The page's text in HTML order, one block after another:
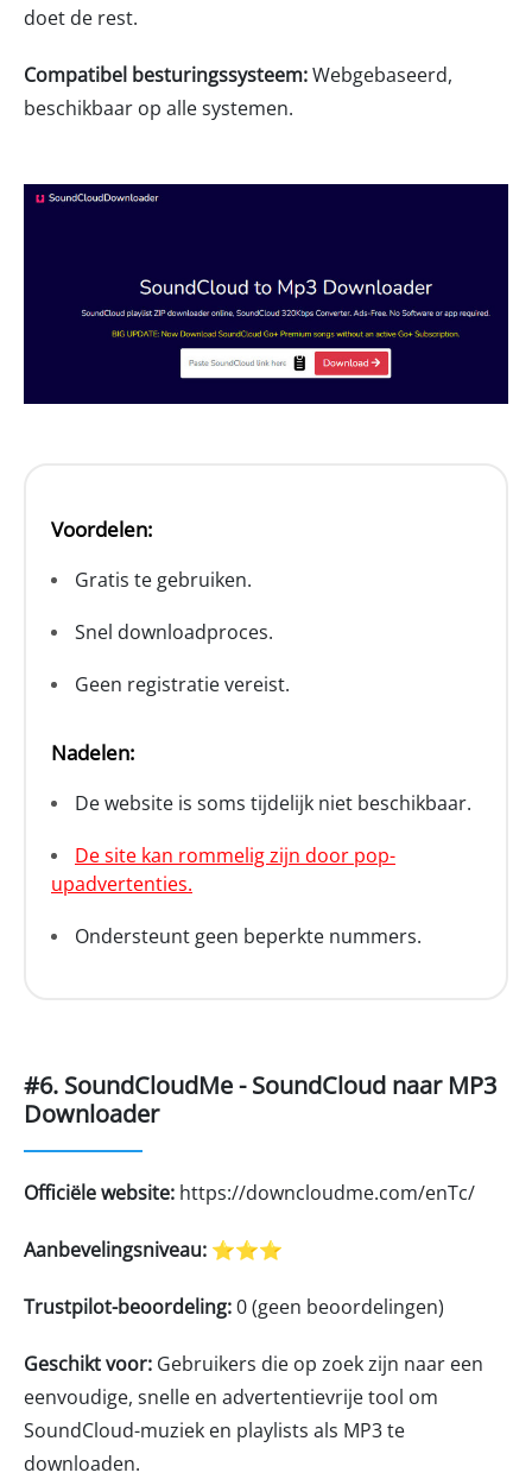
doet de rest.
Compatibel besturingssysteem:Webgebaseerd,
beschikbaar op alle systemen.
Voordelen:
Gratis te gebruiken.
Snel downloadproces.
Geen registratie vereist.
Nadelen:
De website is soms tijdelijk niet beschikbaar.
De site kan rommelig zijn door pop-
upadvertenties.
Ondersteunt geen beperkte nummers.
#6. SoundCloudMe - SoundCloud naar MP3
Downloader
Officiële website: https://downcloudme.com/enTc/
Aanbevelingsniveau: ⭐⭐⭐
Trustpilot-beoordeling:0 (geen beoordelingen)
Geschikt voor: Gebruikers die op zoek zijn naar een
eenvoudige, snelle en advertentievrije tool om
SoundCloud-muziek en playlists als MP3 te
downloaden.